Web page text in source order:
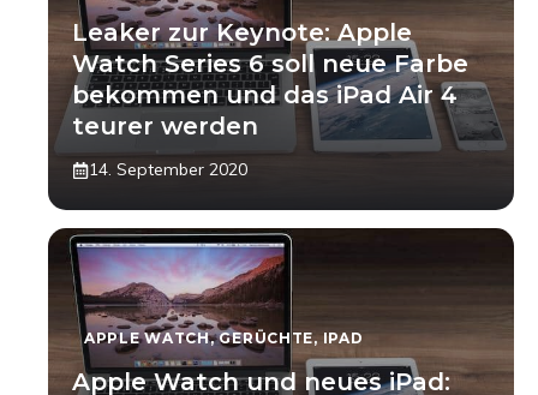
Leaker zur Keynote: Apple
Watch Series 6 soll neue Farbe
bekommen und das iPad Air 4
teurer werden
14. September 2020
APPLE WATCH,GERÜCHTE,IPAD
Apple Watch und neues iPad: